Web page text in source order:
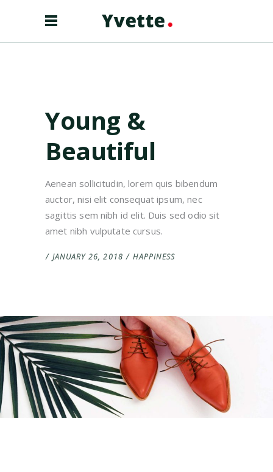
Young &
Beautiful
Aenean sollicitudin, lorem quis bibendum
auctor, nisi elit consequat ipsum, nec
sagittis sem nibh id elit. Duis sed odio sit
amet nibh vulputate cursus.
JANUARY 26, 2018 HAPPINESS